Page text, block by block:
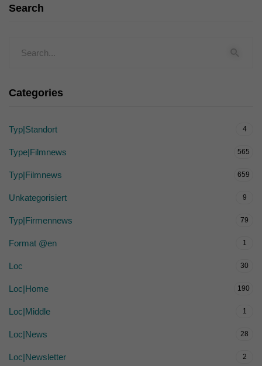
Search
Categories
Typ|Standort 4
Type|Filmnews 565
Typ|Filmnews 659
Unkategorisiert 9
Typ|Firmennews 79
Format @en 1
Loc 30
Loc|Home 190
Loc|Middle 1
Loc|News 28
Loc|Newsletter 2